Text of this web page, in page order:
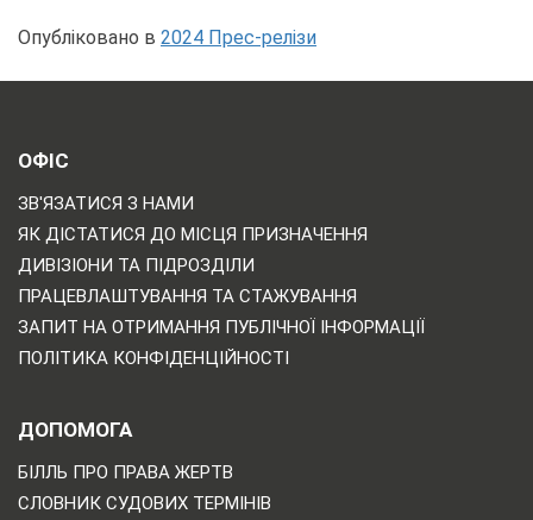
Опубліковано в 2024 Прес-релізи
ОФІС
ЗВ'ЯЗАТИСЯ З НАМИ
ЯК ДІСТАТИСЯ ДО МІСЦЯ ПРИЗНАЧЕННЯ
ДИВІЗІОНИ ТА ПІДРОЗДІЛИ
ПРАЦЕВЛАШТУВАННЯ ТА СТАЖУВАННЯ
ЗАПИТ НА ОТРИМАННЯ ПУБЛІЧНОЇ ІНФОРМАЦІЇ
ПОЛІТИКА КОНФІДЕНЦІЙНОСТІ
ДОПОМОГА
БІЛЛЬ ПРО ПРАВА ЖЕРТВ
СЛОВНИК СУДОВИХ ТЕРМІНІВ